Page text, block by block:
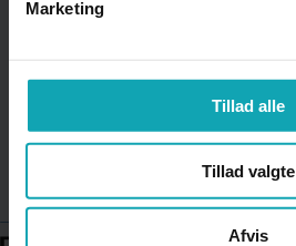
Marketing
Tillad alle
Tillad valgte
Afvis